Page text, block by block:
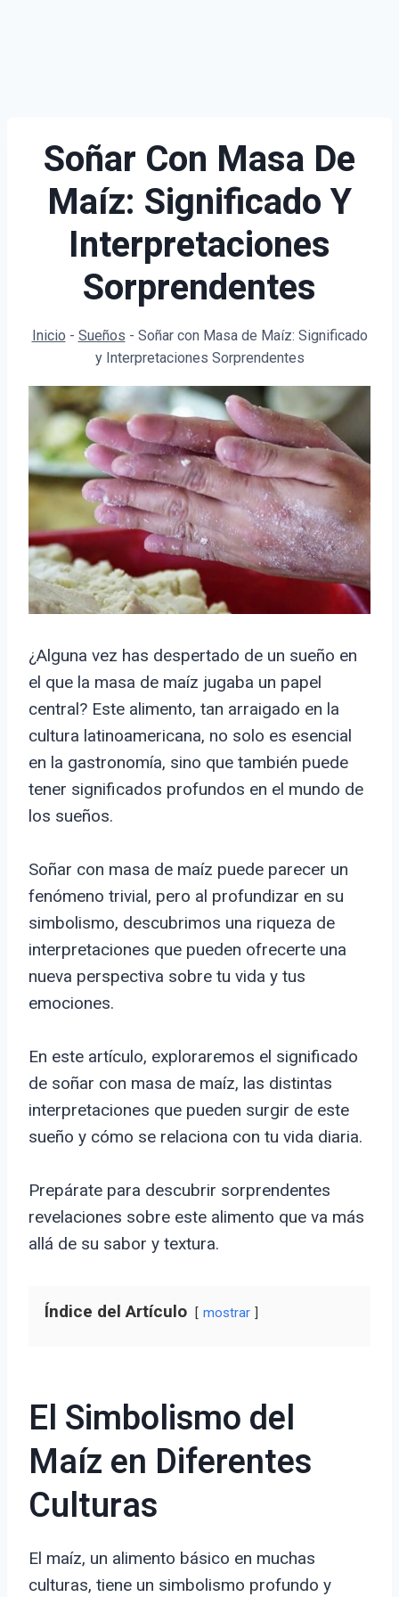
Soñar Con Masa De
Maíz: Significado Y
Interpretaciones
Sorprendentes
Inicio - Sueños - Soñar con Masa de Maíz: Significado
y Interpretaciones Sorprendentes
¿Alguna vez has despertado de un sueño en
el que la masa de maíz jugaba un papel
central? Este alimento, tan arraigado en la
cultura latinoamericana, no solo es esencial
en la gastronomía, sino que también puede
tener significados profundos en el mundo de
los sueños.
Soñar con masa de maíz puede parecer un
fenómeno trivial, pero al profundizar en su
simbolismo, descubrimos una riqueza de
interpretaciones que pueden ofrecerte una
nueva perspectiva sobre tu vida y tus
emociones.
En este artículo, exploraremos el significado
de soñar con masa de maíz, las distintas
interpretaciones que pueden surgir de este
sueño y cómo se relaciona con tu vida diaria.
Prepárate para descubrir sorprendentes
revelaciones sobre este alimento que va más
allá de su sabor y textura.
Índice del Artículo mostrar
El Simbolismo del
Maíz en Diferentes
Culturas
El maíz, un alimento básico en muchas
culturas, tiene un simbolismo profundo y